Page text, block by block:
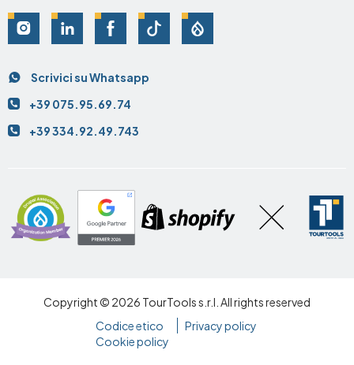
Social
Contatti
Scrivici su Whatsapp
+39 075.95.69.74
+39 334.92.49.743
Copyright © 2026 TourTools s.r.l. All rights reserved
Footer
Codice etico
Cookie policy
Privacy policy